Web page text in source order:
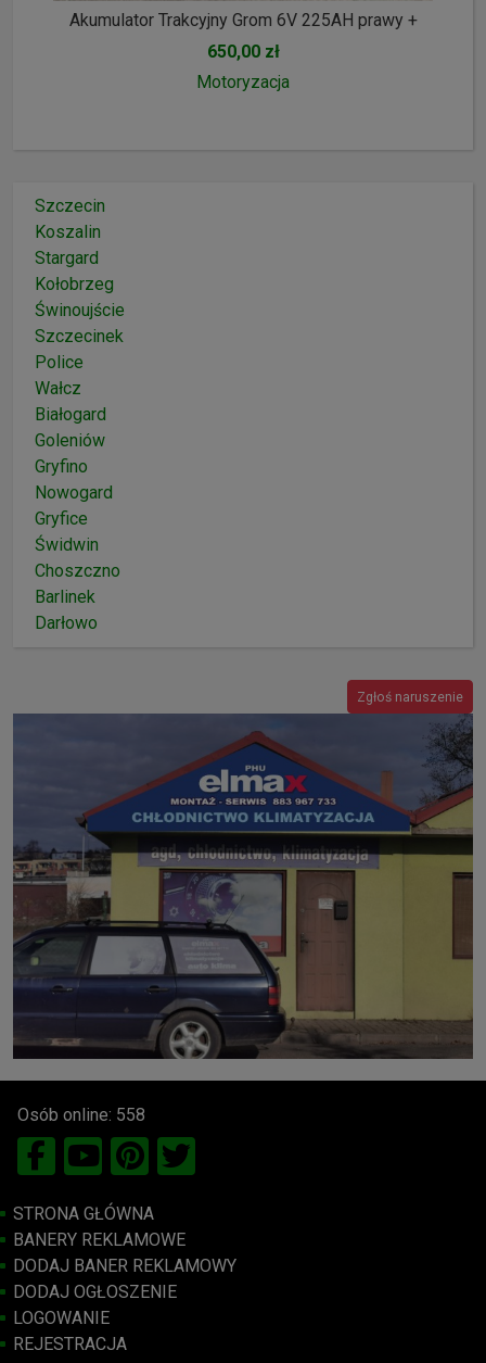
Akumulator Trakcyjny Grom 6V 225AH prawy +
650,00 zł
Motoryzacja
Szczecin
Koszalin
Stargard
Kołobrzeg
Świnoujście
Szczecinek
Police
Wałcz
Białogard
Goleniów
Gryfino
Nowogard
Gryfice
Świdwin
Choszczno
Barlinek
Darłowo
Zgłoś naruszenie
Osób online: 558
STRONA GŁÓWNA
BANERY REKLAMOWE
DODAJ BANER REKLAMOWY
DODAJ OGŁOSZENIE
LOGOWANIE
REJESTRACJA